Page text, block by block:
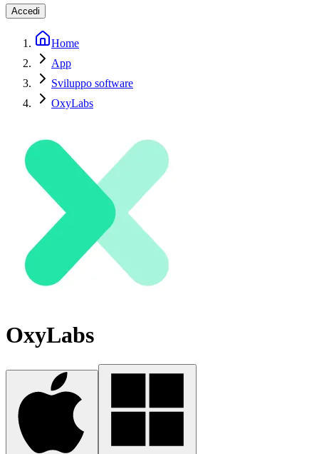
Accedi
Home
App
Sviluppo software
OxyLabs
OxyLabs